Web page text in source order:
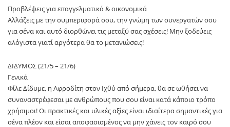
Προβλέψεις για επαγγελματικά & οικονομικά
Αλλάζεις με την συμπεριφορά σου, την γνώμη των συνεργατών σου
για σένα και αυτό διορθώνει τις μεταξύ σας σχέσεις! Μην ξοδεύεις
αλόγιστα γιατί αργότερα θα το μετανιώσεις!
ΔΙΔΥΜΟΣ (21/5 – 21/6)
Γενικά
Φίλε Δίδυμε, η Αφροδίτη στον Ιχθύ από σήμερα, θα σε ωθήσει να
συναναστρέφεσαι με ανθρώπους που σου είναι κατά κάποιο τρόπο
χρήσιμοι! Οι πρακτικές και υλικές αξίες είναι ιδιαίτερα σημαντικές για
σένα πλέον και είσαι αποφασισμένος να μην χάνεις τον καιρό σου